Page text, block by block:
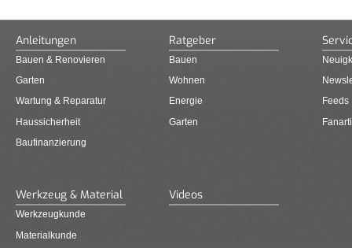
Anleitungen
Bauen & Renovieren
Garten
Wartung & Reparatur
Haussicherheit
Baufinanzierung
Ratgeber
Bauen
Wohnen
Energie
Garten
Feeds
Werkzeug & Material
Werkzeugkunde
Materialkunde
Videos